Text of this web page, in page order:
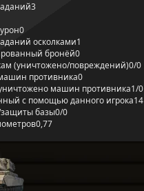
3
0
осколками1
бронёй0
(уничтожено/повреждений)0/0
противника0
машин противника1/0
с помощью данного игрока14
защиты базы0/0
0,77